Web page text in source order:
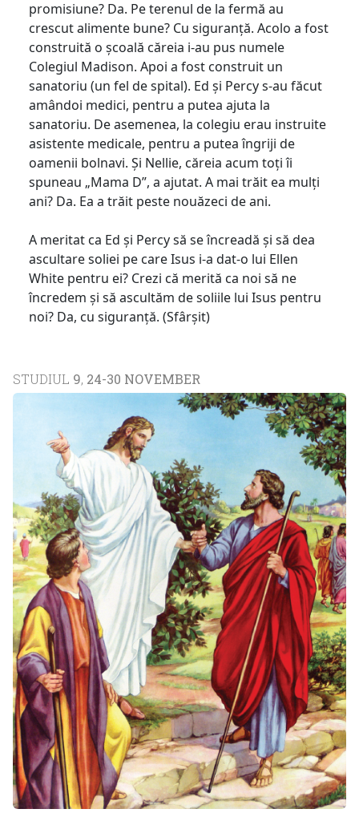
promisiune? Da. Pe terenul de la fermă au
crescut alimente bune? Cu siguranță. Acolo a fost
construită o școală căreia i-au pus numele
Colegiul Madison. Apoi a fost construit un
sanatoriu (un fel de spital). Ed și Percy s-au făcut
amândoi medici, pentru a putea ajuta la
sanatoriu. De asemenea, la colegiu erau instruite
asistente medicale, pentru a putea îngriji de
oamenii bolnavi. Și Nellie, căreia acum toți îi
spuneau „Mama D”, a ajutat. A mai trăit ea mulți
ani? Da. Ea a trăit peste nouăzeci de ani.
A meritat ca Ed și Percy să se încreadă și să dea
ascultare soliei pe care Isus i-a dat-o lui Ellen
White pentru ei? Crezi că merită ca noi să ne
încredem și să ascultăm de soliile lui Isus pentru
noi? Da, cu siguranță. (Sfârșit)
STUDIUL 9, 24-30 NOVEMBER